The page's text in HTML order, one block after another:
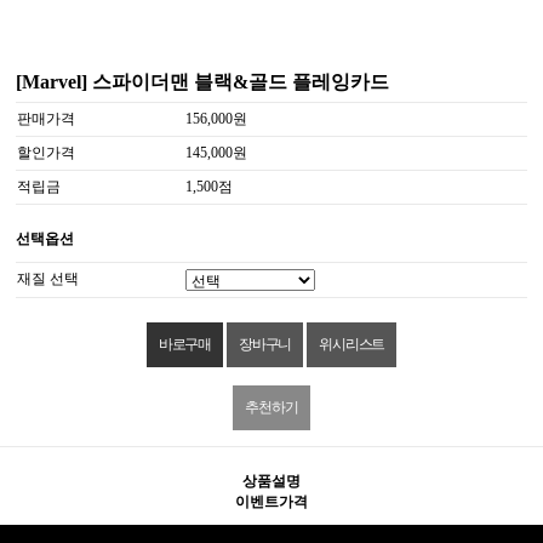
[Marvel] 스파이더맨 블랙&골드 플레잉카드
판매가격
156,000원
할인가격
145,000원
적립금
1,500점
선택옵션
재질 선택
위시리스트
추천하기
상품설명
이벤트가격